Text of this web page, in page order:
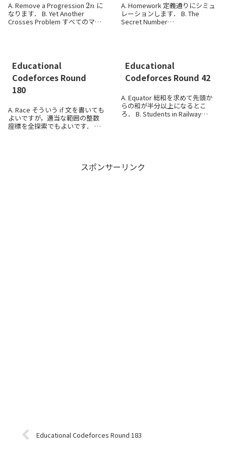
A. Remove a Progression
に
なります． B. Yet Another
Crosses Problem すべてのマス
A. Homework 定義通りにシミュ
レーションします． B. The
Secret Number
(10m+1)x=n
Educational
Codeforces Round
180
A. Race そういう if 文を書いても
よいですが，適当な範囲の整数
座標を全探索でもよいです． B.
Educational
Codeforces Round 42
A. Equator 総和を求めて先頭か
らの和が半分以上になるとこ
ろ． B. Students in Railway
2n
スポンサーリンク
Educational Codeforces Round 183